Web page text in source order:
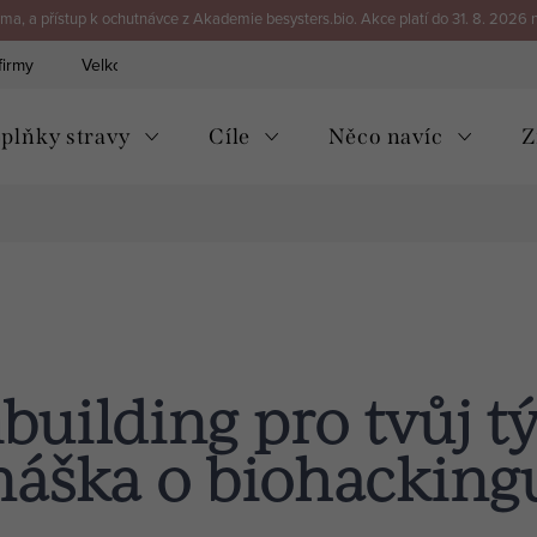
a přístup k ochutnávce z Akademie besysters.bio. Akce platí do 31. 8. 2026
Velkoobchod
stravy Cíle Něco navíc
pro tvůj
o